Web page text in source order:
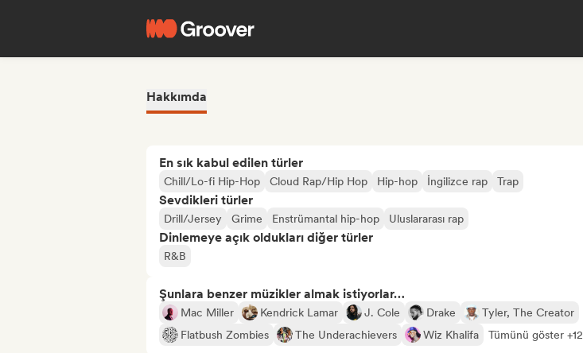
Hakkımda
En sık kabul edilen türler
Chill/Lo-fi Hip-Hop Cloud Rap/Hip Hop Hip-hop İngilizce rap Trap
Sevdikleri türler
Drill/Jersey Grime Enstrümantal hip-hop Uluslararası rap
Dinlemeye açık oldukları diğer türler
R&B
Şunlara benzer müzikler almak istiyorlar…
Mac Miller Kendrick Lamar J. Cole Drake
Tyler, The Creator
Flatbush Zombies
The Underachievers Wiz Khalifa Tümünü göster +12